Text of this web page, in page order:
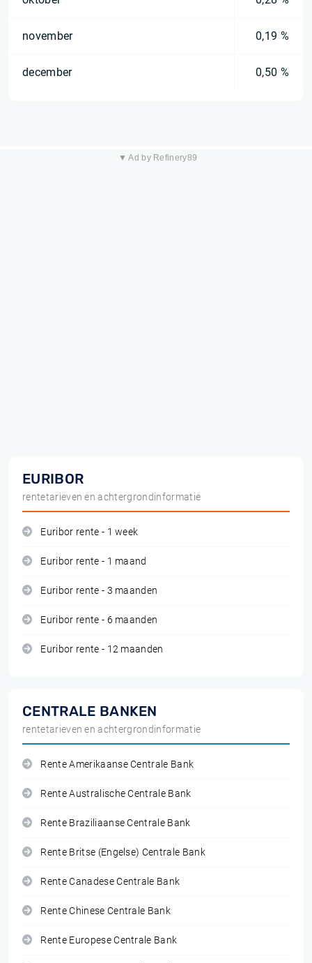
november 0,19 %
december 0,50 %
▼ Ad by Refinery89
EURIBOR
rentetarieven en achtergrondinformatie
Euribor rente - 1 week
Euribor rente - 1 maand
Euribor rente - 3 maanden
Euribor rente - 6 maanden
Euribor rente - 12 maanden
CENTRALE BANKEN
rentetarieven en achtergrondinformatie
Rente Amerikaanse Centrale Bank
Rente Australische Centrale Bank
Rente Braziliaanse Centrale Bank
Rente Britse (Engelse) Centrale Bank
Rente Canadese Centrale Bank
Rente Chinese Centrale Bank
Rente Europese Centrale Bank